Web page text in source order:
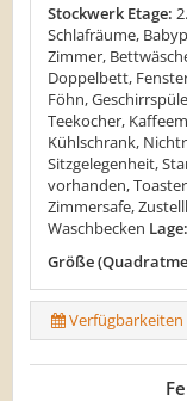
Stockwerk Etage:
Schlafräume,
Zimmer,
Doppelbett,
Föhn,
Teekocher,
Kühlschrank,
Sitzgelegenheit,
vorhanden,
Zimmersafe,
Waschbecken Lage:
Größe
Verfügbarkeiten